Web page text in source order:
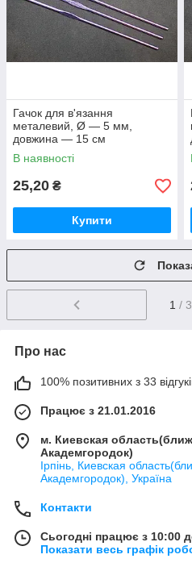
Гачок для в'язання
металевий, Ø — 5 мм,
довжина — 15 см
В наявності
25,20 ₴
Купити
1 / 3
Про нас
100% позитивних з 33
Працює з 21.01.2016
м. Киевская
Академгородок)
Ірпінь, Киевская
Академгородок), Україна
Контакти
Сьогодні працює з 10:00
Показати весь графік